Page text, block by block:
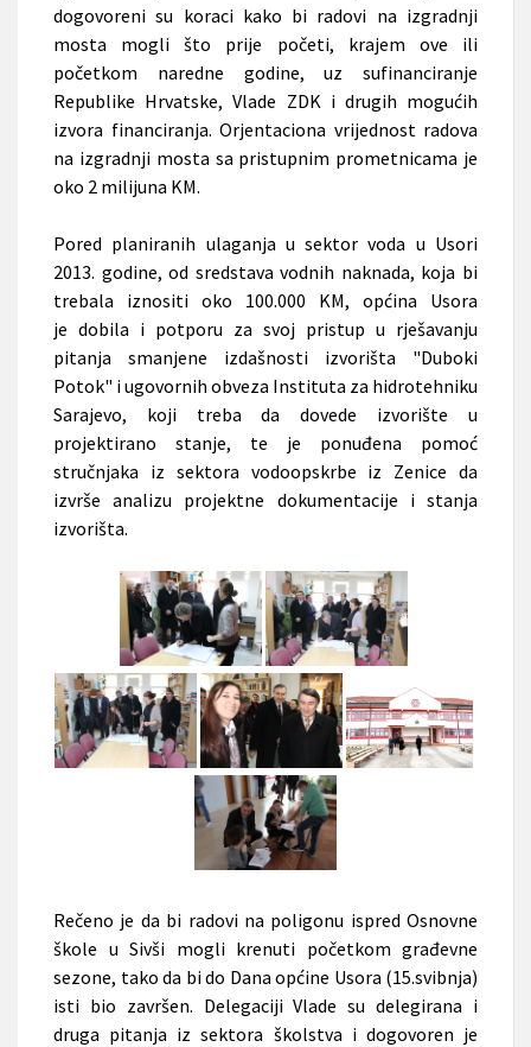
dogovoreni su koraci kako bi radovi na izgradnji
mosta mogli što prije početi, krajem ove ili
početkom naredne godine, uz sufinanciranje
Republike Hrvatske, Vlade ZDK i drugih mogućih
izvora financiranja. Orjentaciona vrijednost radova
na izgradnji mosta sa pristupnim prometnicama je
oko 2 milijuna KM.
Pored planiranih ulaganja u sektor voda u Usori
2013. godine, od sredstava vodnih naknada, koja bi
trebala iznositi oko 100.000 KM, općina Usora
je dobila i potporu za svoj pristup u rješavanju
pitanja smanjene izdašnosti izvorišta "Duboki
Potok" i ugovornih obveza Instituta za hidrotehniku
Sarajevo, koji treba da dovede izvorište u
projektirano stanje, te je ponuđena pomoć
stručnjaka iz sektora vodoopskrbe iz Zenice da
izvrše analizu projektne dokumentacije i stanja
izvorišta.
Rečeno je da bi radovi na poligonu ispred Osnovne
škole u Sivši mogli krenuti početkom građevne
sezone, tako da bi do Dana općine Usora (15.svibnja)
isti bio završen. Delegaciji Vlade su delegirana i
druga pitanja iz sektora školstva i dogovoren je